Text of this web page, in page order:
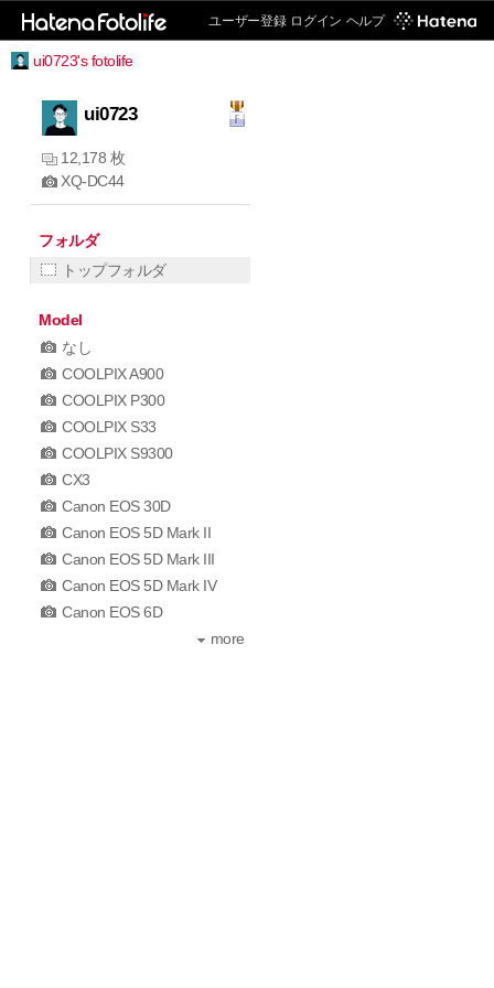
ユーザー登録 ログイン ヘルプ
ui0723's fotolife
ui0723
12,178 枚
XQ-DC44
フォルダ
トップフォルダ
Model
なし
COOLPIX A900
COOLPIX P300
COOLPIX S33
COOLPIX S9300
CX3
Canon EOS 30D
Canon EOS 5D Mark II
Canon EOS 5D Mark III
Canon EOS 5D Mark IV
Canon EOS 6D
more